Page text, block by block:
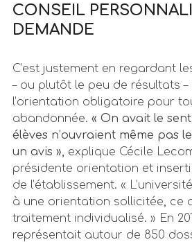
CONSEIL
DEMANDE
C’est justement en regardant
– ou plutôt le peu de résultats –
l’orientation obligatoire pour
abandonnée. « On avait le
élèves n’ouvraient même pas
un avis », explique Cécile
présidente orientation et
de l’établissement. «
à une orientation sollicitée, ce
traitement individualisé. » En
représentait autour de 850